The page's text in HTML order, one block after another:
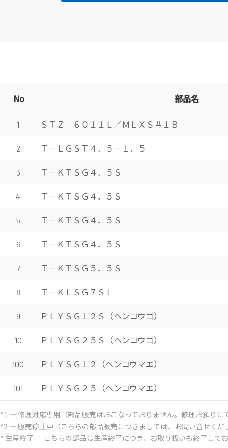
No 部品名
1 ＳＴＺ ６０１１Ｌ／ＭＬＸＳ＃１Ｂ
2 Ｔ－ＬＧＳＴ４．５－１．５
3 Ｔ－ＫＴＳＧ４．５Ｓ
4 Ｔ－ＫＴＳＧ４．５Ｓ
5 Ｔ－ＫＴＳＧ４．５Ｓ
6 Ｔ－ＫＴＳＧ４．５Ｓ
7 Ｔ－ＫＴＳＧ５．５Ｓ
8 Ｔ－ＫＬＳＧ７ＳＬ
9 ＰＬＹＳＧ１２Ｓ（ヘンコウゴ）
10 ＰＬＹＳＧ２５Ｓ（ヘンコウゴ）
100 ＰＬＹＳＧ１２（ヘンコウマエ）
101 ＰＬＹＳＧ２５（ヘンコウマエ）
*1 ― 修理対応専用（部品販売はおこなっておりません。修理お預りに
*2 ― 販売停止中（こちらの部品販売につきましては、お問い合せくだ
* 生産終了 ― こちらの部品は生産終了につき、お取り扱いも終了して